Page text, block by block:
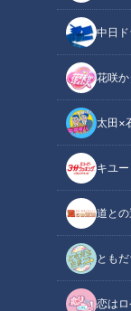
中日
花咲
太田×
キユ
道との
とも
恋はロ
「サンデードラゴン
この記事の画像（